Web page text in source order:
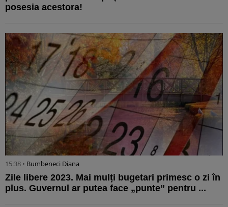
posesia acestora!
15:38 • Bumbeneci Diana
Zile libere 2023. Mai mulți bugetari primesc o zi în
plus. Guvernul ar putea face „punte” pentru ...